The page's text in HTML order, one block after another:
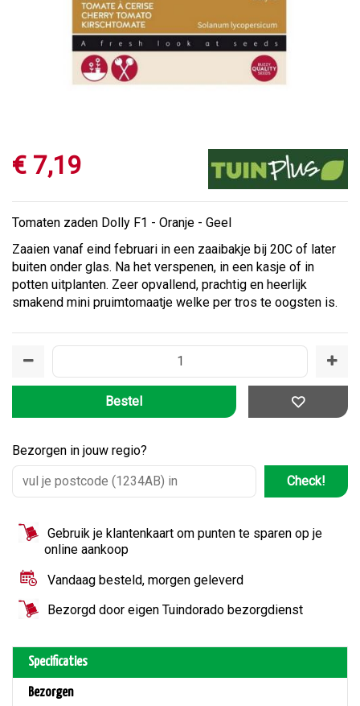
€ 7,19
Tomaten zaden Dolly F1 - Oranje - Geel
Zaaien vanaf eind februari in een zaaibakje bij 20C of later
buiten onder glas. Na het verspenen, in een kasje of in
potten uitplanten. Zeer opvallend, prachtig en heerlijk
smakend mini pruimtomaatje welke per tros te oogsten is.
Bezorgen in jouw regio?
Check!
Gebruik je klantenkaart om punten te sparen op je
online aankoop
Vandaag besteld, morgen geleverd
Bezorgd door eigen Tuindorado bezorgdienst
Specificaties
Bezorgen